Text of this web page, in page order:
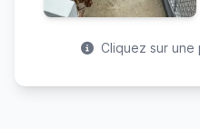
Cliquez sur